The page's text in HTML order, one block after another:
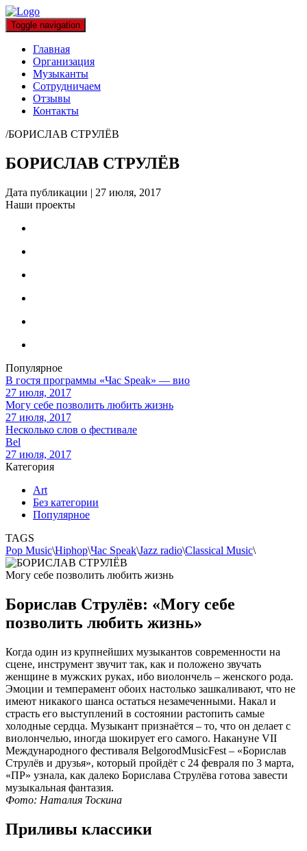
Toggle navigation
Главная
Организация
Музыканты
Сотрудничаем
Отзывы
Контакты
/БОРИСЛАВ СТРУЛЁВ
БОРИСЛАВ СТРУЛЁВ
Дата публикации | 27 июля, 2017
Наши проекты
Популярное
В гостя программы «Час Speak» — вио
27 июля, 2017
Могу себе позволить любить жизнь
27 июля, 2017
Несколько слов о фестивале
Bel
27 июля, 2017
Категория
Art
Без категории
Популярное
TAGS
Pop Music\Hiphop\Час Speak\Jazz radio\Classical Music\
Могу себе позволить любить жизнь
Борислав Струлёв: «Могу себе
позволить любить жизнь»
Когда один из крупнейших музыкантов современности на
сцене, инструмент звучит так, как и положено звучать
женщине в мужских руках, ибо виолончель – женского рода.
Эмоции и темперамент обоих настолько зашкаливают, что не
имеют никакого шанса остаться незамеченными. Накал и
страсть его выступлений в состоянии растопить самые
холодные сердца. Музыкант признаётся – то, что он делает с
виолончелью, иногда шокирует его самого. Накануне VII
Международного фестиваля BelgorodMusicFest – «Борислав
Струлёв и друзья», который пройдёт с 24 февраля по 3 марта,
«ПР» узнала, как далеко Борислава Струлёва готова завести
музыкальная фантазия.
Фото: Наталия Тоскина
Приливы классики